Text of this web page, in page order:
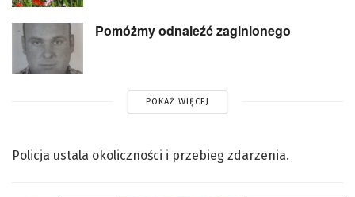
Pomóżmy odnaleźć zaginionego
POKAŻ WIĘCEJ
Policja ustala okoliczności i przebieg zdarzenia.